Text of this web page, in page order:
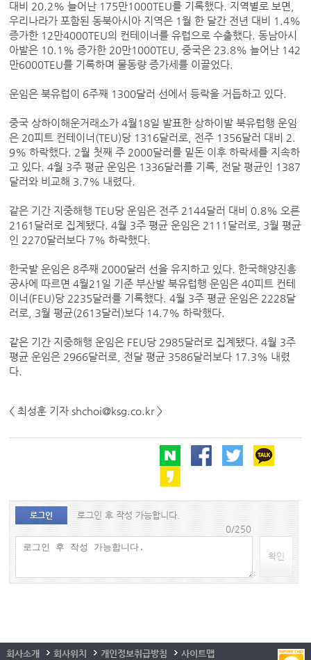
대비 20.2% 늘어난 175만1000TEU를 기록했다. 지역별로 보면,
우리나라가 포함된 동북아시아 지역은 1월 한 달간 전년 대비 1.4%
증가한 12만4000TEU의 컨테이너를 유럽으로 수출했다. 동남아시
아발은 10.1% 증가한 20만1000TEU, 중국은 23.8% 늘어난 142
만6000TEU를 기록하며 물동량 증가세를 이끌었다.
운임은 북유럽이 6주째 1300달러 선에서 등락을 거듭하고 있다.
중국 상하이해운거래소가 4월18일 발표한 상하이발 북유럽행 운임
은 20피트 컨테이너(TEU)당 1316달러로, 전주 1356달러 대비 2.
9% 하락했다. 2월 첫째 주 2000달러를 밑돈 이후 하락세를 지속하
고 있다. 4월 3주 평균 운임은 1336달러를 기록, 전달 평균인 1387
달러와 비교해 3.7% 내렸다.
같은 기간 지중해행 TEU당 운임은 전주 2144달러 대비 0.8% 오른
2161달러로 집계됐다. 4월 3주 평균 운임은 2111달러로, 3월 평균
인 2270달러보다 7% 하락했다.
한국발 운임은 8주째 2000달러 선을 유지하고 있다. 한국해양진흥
공사에 따르면 4월21일 기준 부산발 북유럽행 운임은 40피트 컨테
이너(FEU)당 2235달러를 기록했다. 4월 3주 평균 운임은 2228달
러로, 3월 평균(2613달러)보다 14.7% 하락했다.
같은 기간 지중해행 운임은 FEU당 2985달러로 집계됐다. 4월 3주
평균 운임은 2966달러로, 전달 평균 3586달러보다 17.3% 내렸
다.
< 최성훈 기자 shchoi@ksg.co.kr >
로그인
로그인 후 작성 가능합니다.
0/250
확인
회사소개 회사위치 개인정보취급방침
사이트맵